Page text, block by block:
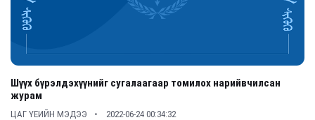
Шүүх бүрэлдэхүүнийг сугалаагаар томилох нарийвчилсан
журам
ЦАГ ҮЕИЙН МЭДЭЭ 2022-06-24 00:34:32